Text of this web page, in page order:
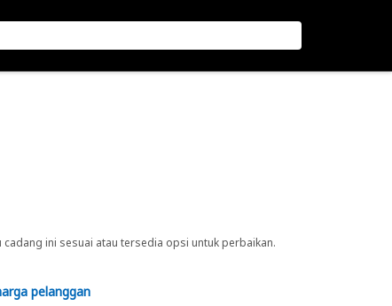
ini sesuai atau tersedia opsi untuk perbaikan.
pelanggan